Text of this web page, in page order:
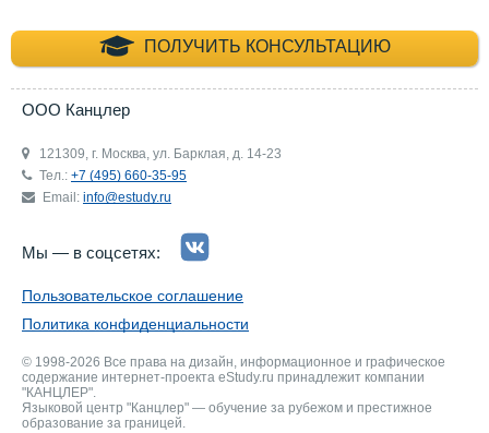
ПОЛУЧИТЬ КОНСУЛЬТАЦИЮ
+7 (495) 660-35-
ООО Канцлер
121309, г. Москва, ул. Барклая, д. 14-23
Тел.: +7 (495) 660-35-95
Email: info@estudy.ru
Мы — в соцсетях:
Пользовательское соглашение
Политика конфиденциальности
© 1998-2026 Все права на дизайн, информационное и графическое
содержание интернет-проекта eStudy.ru принадлежит компании
"КАНЦЛЕР".
Языковой центр "Канцлер" — обучение за рубежом и престижное
образование за границей.